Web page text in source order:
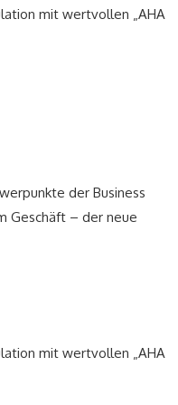
mit wertvollen „AHA
der Business
Geschäft – der neue
mit wertvollen „AHA